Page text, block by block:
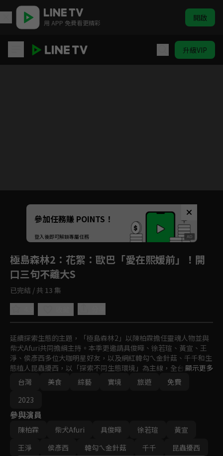
用 APP 免費看更精彩 開啟
升級VIP
Unmute
參加任務賺 POINTS！
登入後即可解鎖專屬任務
極島森林2 ：花絮：歐巴「愛在熙媛前」！開
口三句不離大S
已完結 / 共 13 集
延續探索生態的主題，「極島森林2」以陳柏霖擔任靈魂人物並與
柴犬Afuri共同擔綱主持。本季更邀請具俊曄、徐若瑄、黃宣、王
淨、侯彥西多位大咖明星好友，以及網紅韓勾ㄟ金針菇、千千和生
態植人昆蟲擾西，以「探索不同生態環境」為主線，全台走透透，
從北到南，從宜蘭到小琉球，深入台灣原生種保護和永續發展領
域，透過娛樂挑戰和知識分享，感受台灣森林的療癒魅力。
顯示更多
台灣
美食 綜藝 實境 旅遊
免費
2023
參與演員
陳柏霖 柴犬Afuri 具俊曄 徐若瑄
黃宣
王淨
侯彥西 韓勾ㄟ金針菇 千千 昆蟲擾西